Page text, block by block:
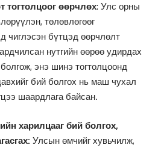
тогтолцоог өөрчлөх: Улс орны
төлөвлөгөөг
чиглэсэн бүтцэд өөрчлөлт
нутгийн өөрөө удирдах
энэ шинэ тогтолцоонд
бий болгох нь маш чухал
шаардлага байсан.
харилцааг бий болгох,
Улсын өмчийг хувьчилж,